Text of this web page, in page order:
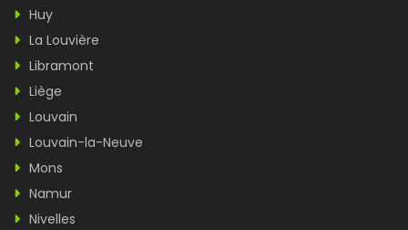
Huy
La Louvière
Libramont
Liège
Louvain
Louvain-la-Neuve
Mons
Namur
Nivelles